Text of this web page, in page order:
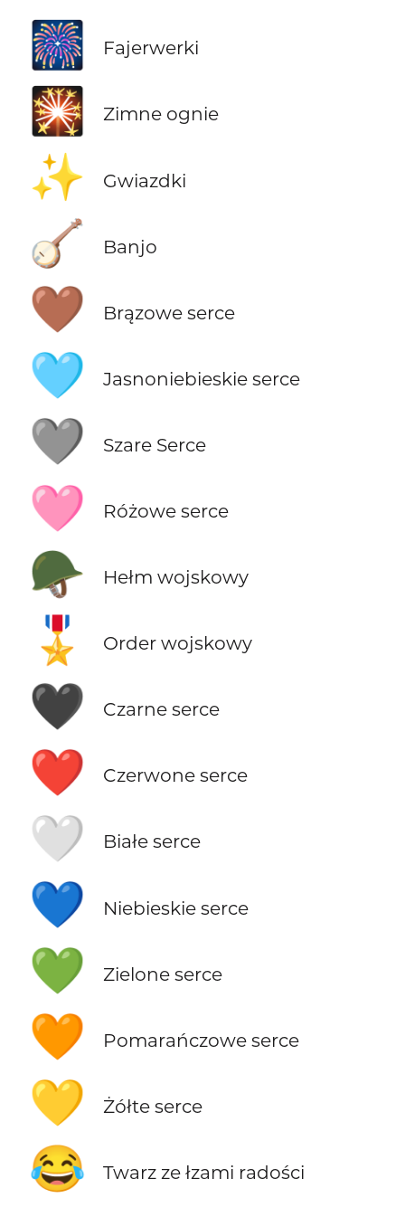
🎆 Fajerwerki
🎇 Zimne ognie
✨ Gwiazdki
🪕 Banjo
🤎 Brązowe serce
🩵 Jasnoniebieskie serce
🩶 Szare Serce
🩷 Różowe serce
🪖 Hełm wojskowy
🎖️ Order wojskowy
🖤 Czarne serce
❤️ Czerwone serce
🤍 Białe serce
💙 Niebieskie serce
💚 Zielone serce
🧡 Pomarańczowe serce
💛 Żółte serce
😂 Twarz ze łzami radości